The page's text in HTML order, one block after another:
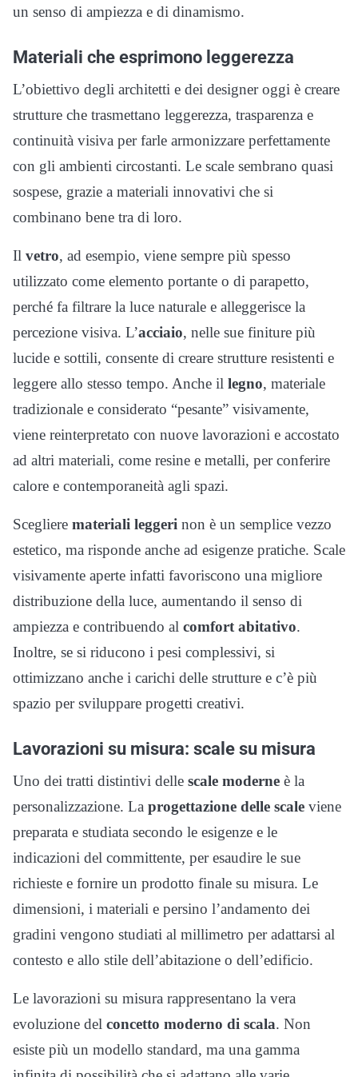
un senso di ampiezza e di dinamismo.
Materiali che esprimono leggerezza
L’obiettivo degli architetti e dei designer oggi è creare
strutture che trasmettano leggerezza, trasparenza e
continuità visiva per farle armonizzare perfettamente
con gli ambienti circostanti. Le scale sembrano quasi
sospese, grazie a materiali innovativi che si
combinano bene tra di loro.
Il vetro, ad esempio, viene sempre più spesso
utilizzato come elemento portante o di parapetto,
perché fa filtrare la luce naturale e alleggerisce la
percezione visiva. L’acciaio, nelle sue finiture più
lucide e sottili, consente di creare strutture resistenti e
leggere allo stesso tempo. Anche il legno, materiale
tradizionale e considerato “pesante” visivamente,
viene reinterpretato con nuove lavorazioni e accostato
ad altri materiali, come resine e metalli, per conferire
calore e contemporaneità agli spazi.
Scegliere materiali leggeri non è un semplice vezzo
estetico, ma risponde anche ad esigenze pratiche. Scale
visivamente aperte infatti favoriscono una migliore
distribuzione della luce, aumentando il senso di
ampiezza e contribuendo al comfort abitativo.
Inoltre, se si riducono i pesi complessivi, si
ottimizzano anche i carichi delle strutture e c’è più
spazio per sviluppare progetti creativi.
Lavorazioni su misura: scale su misura
Uno dei tratti distintivi delle scale moderne è la
personalizzazione. La progettazione delle scale viene
preparata e studiata secondo le esigenze e le
indicazioni del committente, per esaudire le sue
richieste e fornire un prodotto finale su misura. Le
dimensioni, i materiali e persino l’andamento dei
gradini vengono studiati al millimetro per adattarsi al
contesto e allo stile dell’abitazione o dell’edificio.
Le lavorazioni su misura rappresentano la vera
evoluzione del concetto moderno di scala. Non
esiste più un modello standard, ma una gamma